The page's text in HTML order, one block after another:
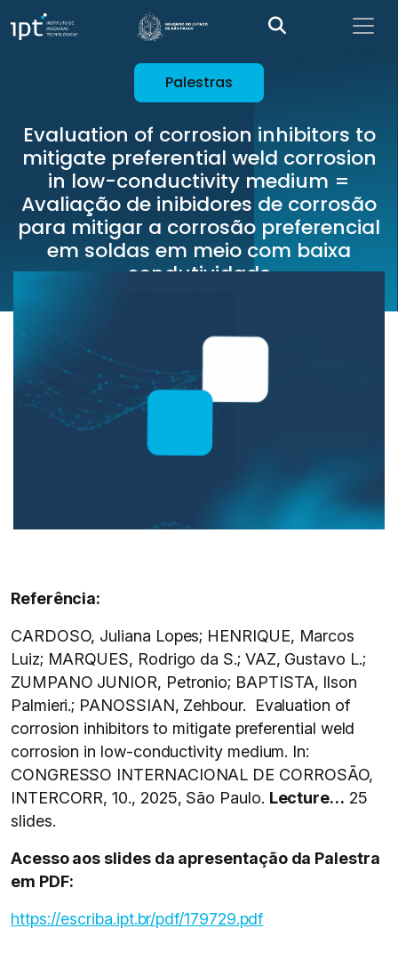
Palestras
Evaluation of corrosion inhibitors to
mitigate preferential weld corrosion
in low-conductivity medium =
Avaliação de inibidores de corrosão
para mitigar a corrosão preferencial
em soldas em meio com baixa
condutividade
Referência:
CARDOSO, Juliana Lopes; HENRIQUE, Marcos
Luiz; MARQUES, Rodrigo da S.; VAZ, Gustavo L.;
ZUMPANO JUNIOR, Petronio; BAPTISTA, Ilson
Palmieri.; PANOSSIAN, Zehbour. Evaluation of
corrosion inhibitors to mitigate preferential weld
corrosion in low-conductivity medium. In:
CONGRESSO INTERNACIONAL DE CORROSÃO,
INTERCORR, 10., 2025, São Paulo. Lecture… 25
slides.
Acesso aos slides da apresentação da Palestra
em PDF:
https://escriba.ipt.br/pdf/179729.pdf